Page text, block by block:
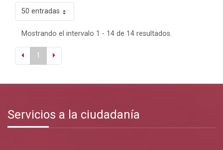
50 entradas
Mostrando el intervalo 1 - 14 de 14 resultados.
1
Servicios a la ciudadanía